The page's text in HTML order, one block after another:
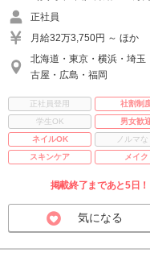
正社員
月給32万3,750円 ～ ほか
北海道・東京・横浜・埼玉
古屋・広島・福岡
正社員登用 社割制
学生OK
男女歓
ネイルOK
ノルマな
スキンケア
メイク
掲載終了まであと5日
気になる